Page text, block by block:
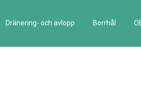
Dränering- och avlopp Borrhål